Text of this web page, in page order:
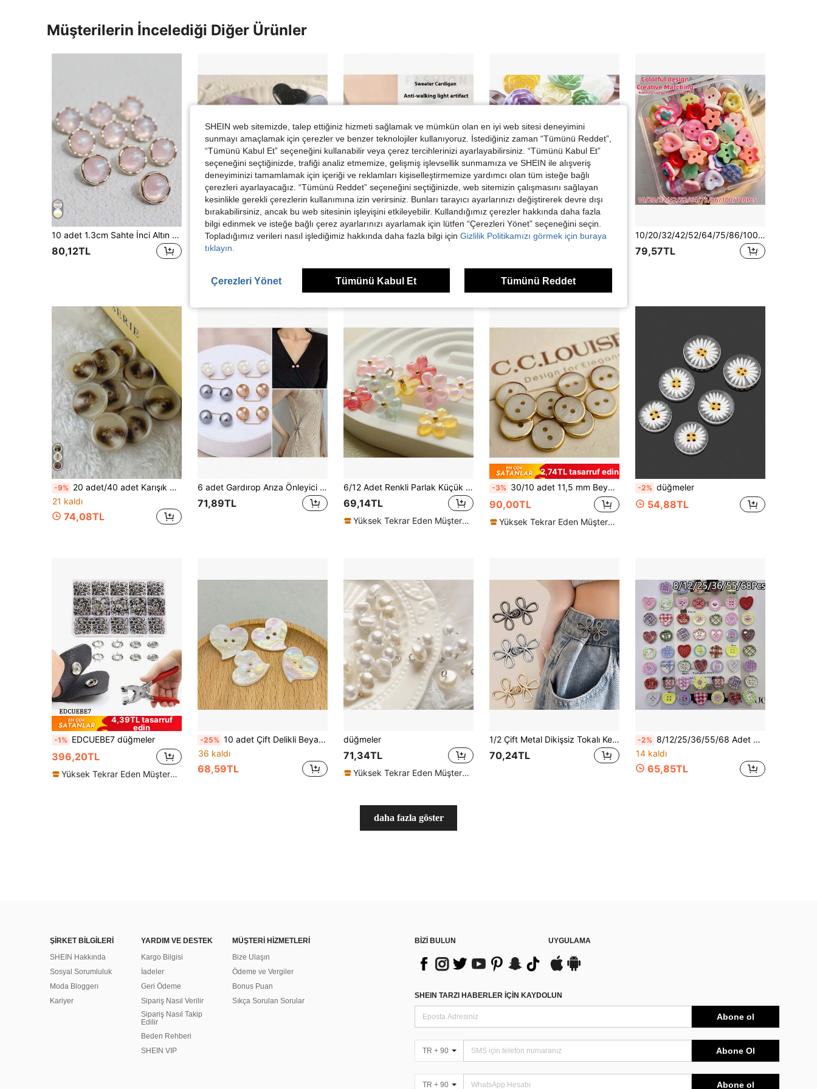
Müşterilerin İncelediği Diğer Ürünler
10 adet 1.3cm Sahte İnci Altın Renkli Düğmeler, Hırka, Bluz, Gömlek Dekorasyonu İçin
80,12TL
6/12 adet Narin Simli Sevimli Renkli Büyük Kalp Şeklinde Reçine Dekoratif Düğmeler Kazaklar, Montlar, Kendin Yap El Sanatları İçin
38 kaldı
3 Adet Minimalist Spiral Düğme, Kaymaz Tasarım, Ayrılabilir, Hırka, Kazak ve Örme Giysiler İçin Sıkıştırma ve Moda Süslemesi
10/20/32/42/52/64/75/86/100/120 Adet Kutulu Renkli Düğmeler, Yüksek Parlaklıkta Reçine Düğmeler, Sevimli Düğmeler, Yaratıcı Eşleştirme, Rastgele Stiller
79,57TL
-9% 20 adet/40 adet Karışık Çiçek Reçine Düğmeler, Taklit Boynuz Stili, Üst Düzey Giyim, Mont, Dikiş Aksesuarları İçin Uygundur, Çok Boyutlu Mevcuttur, Dayanıklı Kalite
21 kaldı
74,08TL
6 adet Gardırop Arıza Önleyici Klips, İnci Broş Yaka Klipsi, Elbise ve Etek Bel İnceltici, Gömlek Yaka Ayarlayıcı, Şık Bel İnceltici Klipsler, Moda Aksesuarı, Tatil ve Parti Hediyesi
71,89TL
6/12 Adet Renkli Parlak Küçük Çiçek Desenli Dekoratif Düğme, Kıyafet, Kazak, Gömlek, Ceket İçin El Yapımı Dikme Reçine Düğme
69,14TL
Yüksek Tekrar Eden Müşteriler
2,74TL tasarruf edin
-3% 30/10 adet 11,5 mm Beyaz Kabuk Düğme, Altın Kenarlı, Dikiş, Gömlek, Hırka, Örgü, El Yapımı El Sanatları, Ev Tekstili Dekorasyonu, El Sanatları, Kırmızı Düğmeler, Büyük Giyim Düğmeleri, Dikiş Malzemeleri, Kendin Yap Giysi Aksesuarları için
90,00TL
Yüksek Tekrar Eden Müşteriler
-2% düğmeler
54,88TL
4,39TL tasarruf
edin
-1% EDCUEBE7 düğmeler
396,20TL
Yüksek Tekrar Eden Müşteriler
-25% 10 adet Çift Delikli Beyaz Reçine Gökkuşağı Kalp Şeklinde İnci Kabuk Düğme, Çok İşlevli Moda Kazak Dekorasyon Düğmesi, El Yapımı ve Dikiş Ürünleri İçin Uygun, Çeşitli Boyutlarda Seçilebilir.
36 kaldı
68,59TL
düğmeler
71,34TL
Yüksek Tekrar Eden Müşteriler
1/2 Çift Metal Dikişsiz Tokalı Kemerler, Kot Pantolon ve Eteklere Uygun Çıkarılabilir Şans Düğümü Tokaları, Ayarlanabilir Moda Aksesuarı - Siyah, Altın, Gümüş Gri, Bronz
70,24TL
-2% 8/12/25/36/55/68 Adet Karışık Sevimli Taze Reçine Düğme - Rastgele Desen Dağılımlı, DIY Takı El Sanatları Aksesuarları Dikiş Malzemeleri Küçük Düğmeler Kıyafet Süsleme
14 kaldı
65,85TL
daha fazla göster
ŞİRKET BİLGİLERİ
SHEIN Hakkında
Sosyal Sorumluluk
Moda Bloggerı
Kariyer
YARDIM VE DESTEK
Kargo Bilgisi
İadeler
Geri Ödeme
Sipariş Nasıl Verilir
Sipariş Nasıl Takip
Edilir
Beden Rehberi
SHEIN VIP
MÜŞTERİ HİZMETLERİ
Bize Ulaşın
Ödeme ve Vergiler
Bonus Puan
Sıkça Sorulan Sorular
BİZİ BULUN UYGULAMA
SHEIN TARZI HABERLER IÇIN KAYDOLUN
Abone ol
TR + 90 Abone Ol
TR + 90 Abone ol
SHEIN web sitemizde, talep ettiğiniz hizmeti sağlamak ve mümkün olan en iyi web sitesi deneyimini
sunmayı amaçlamak için çerezler ve benzer teknolojiler kullanıyoruz. İstediğiniz zaman “Tümünü Reddet”,
“Tümünü Kabul Et” seçeneğini kullanabilir veya çerez tercihlerinizi ayarlayabilirsiniz. “Tümünü Kabul Et”
seçeneğini seçtiğinizde, trafiği analiz etmemize, gelişmiş işlevsellik sunmamıza ve SHEIN ile alışveriş
deneyiminizi tamamlamak için içeriği ve reklamları kişiselleştirmemize yardımcı olan tüm isteğe bağlı
çerezleri ayarlayacağız. “Tümünü Reddet” seçeneğini seçtiğinizde, web sitemizin çalışmasını sağlayan
kesinlikle gerekli çerezlerin kullanımına izin verirsiniz. Bunları tarayıcı ayarlarınızı değiştirerek devre dışı
bırakabilirsiniz, ancak bu web sitesinin işleyişini etkileyebilir. Kullandığımız çerezler hakkında daha fazla
bilgi edinmek ve isteğe bağlı çerez ayarlarınızı ayarlamak için lütfen “Çerezleri Yönet” seçeneğini seçin.
Topladığımız verileri nasıl işlediğimiz hakkında daha fazla bilgi için Gizlilik Politikamızı görmek için buraya
tıklayın.
Çerezleri Yönet Tümünü Kabul Et Tümünü Reddet